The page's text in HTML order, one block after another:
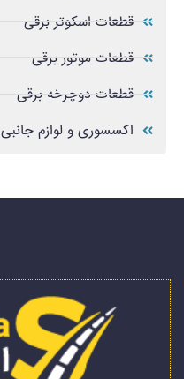
قطعات اسکوتر برقی
قطعات موتور برقی
قطعات دوچرخه برقی
اکسسوری و لوازم جانبی